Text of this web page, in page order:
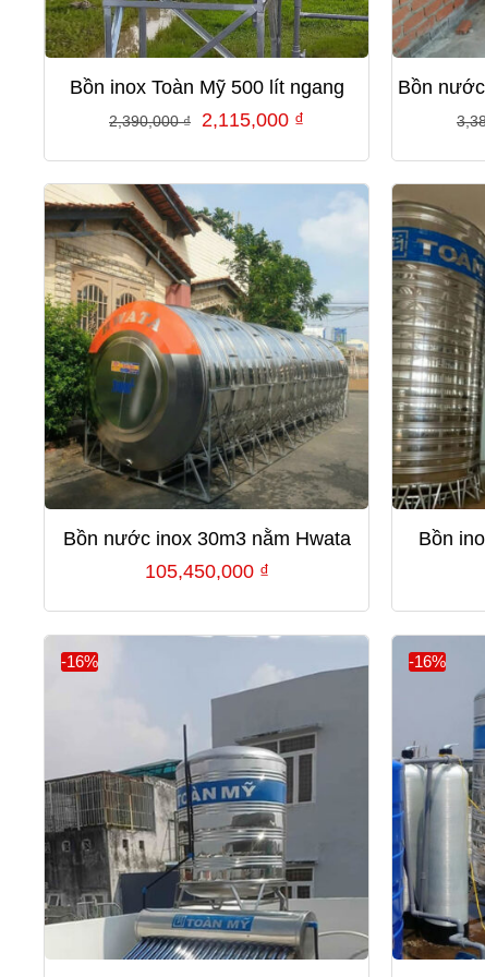
Bồn inox Toàn Mỹ 500 lít ngang
2,390,000₫
Giá
là:
2,390,000 ₫.
2,115,000 ₫
tại
2,115,000 ₫.
Bồn
Bồn nước inox 30m3 nằm Hwata
105,450,000 ₫
Bồn
-16% -16%